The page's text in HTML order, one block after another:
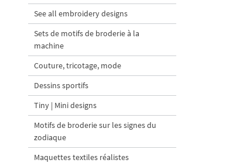
See all embroidery designs
Sets de motifs de broderie à la
machine
Couture, tricotage, mode
Dessins sportifs
Tiny | Mini designs
Motifs de broderie sur les signes du
zodiaque
Maquettes textiles réalistes